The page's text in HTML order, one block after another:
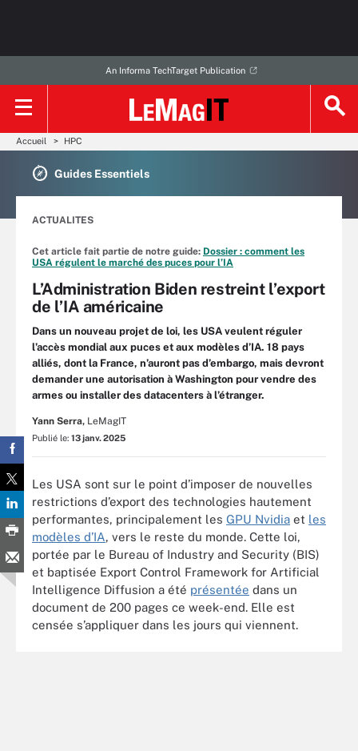
An Informa TechTarget Publication
Accueil HPC
Guides Essentiels
ACTUALITES
Cet article fait partie de notre guide: Dossier : comment les
USA régulent le marché des puces pour l’IA
L’Administration Biden restreint l’export
de l’IA américaine
Dans un nouveau projet de loi, les USA veulent réguler
l’accès mondial aux puces et aux modèles d’IA. 18 pays
alliés, dont la France, n’auront pas d’embargo, mais devront
demander une autorisation à Washington pour vendre des
armes ou installer des datacenters à l’étranger.
Yann Serra, LeMagIT
Publié le: 13 janv. 2025
Les USA sont sur le point d’imposer de nouvelles
restrictions d’export des technologies hautement
performantes, principalement les GPU Nvidia et les
modèles d’IA, vers le reste du monde. Cette loi,
portée par le Bureau of Industry and Security (BIS)
et baptisée Export Control Framework for Artificial
Intelligence Diffusion a été présentée dans un
document de 200 pages ce week-end. Elle est
censée s’appliquer dans les jours qui viennent.